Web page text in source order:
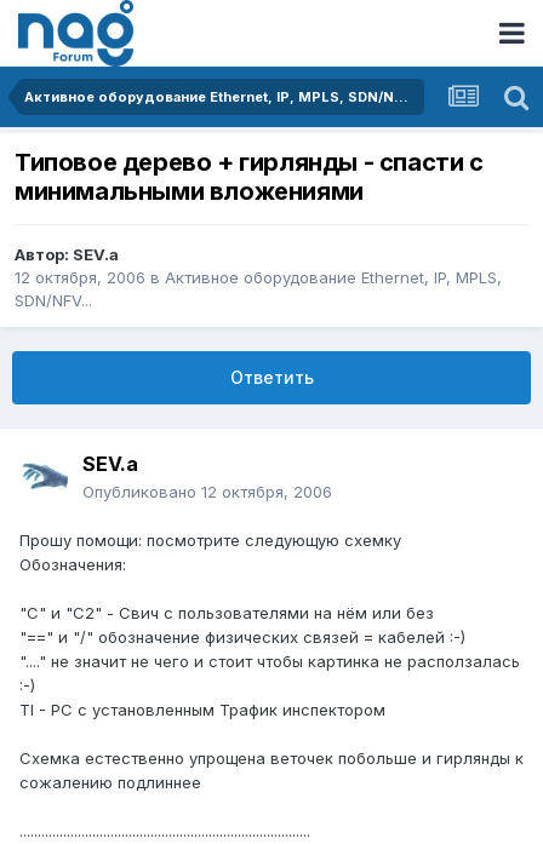
Активное оборудование Ethernet, IP, MPLS, SDN/NFV...
Типовое дерево + гирлянды - спасти с
минимальными вложениями
Автор: SEV.a
12 октября, 2006 в Активное оборудование Ethernet, IP, MPLS,
SDN/NFV...
Ответить
SEV.a
Опубликовано 12 октября, 2006
Прошу помощи: посмотрите следующую схемку
Обозначения:
"С" и "С2" - Свич с пользователями на нём или без
"==" и "/" обозначение физических связей = кабелей :-)
"...." не значит не чего и стоит чтобы картинка не расползалась
:-)
TI - PC c установленным Трафик инспектором
Схемка естественно упрощена веточек побольше и гирлянды к
сожалению подлиннее
................................................................................